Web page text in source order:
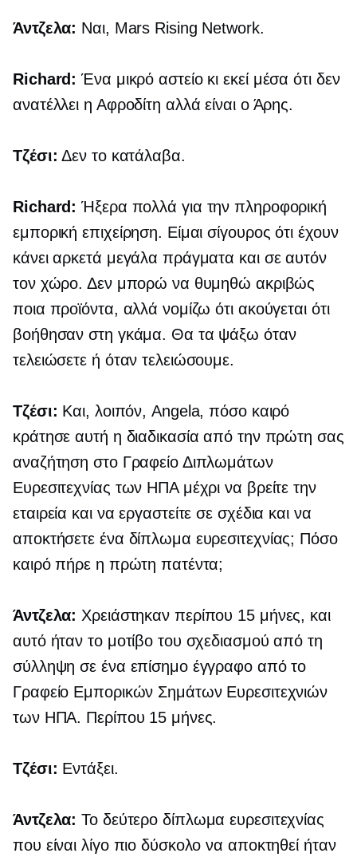
Άντζελα: Ναι, Mars Rising Network.
Richard: Ένα μικρό αστείο κι εκεί μέσα ότι δεν
ανατέλλει η Αφροδίτη αλλά είναι ο Άρης.
Τζέσι: Δεν το κατάλαβα.
Richard: Ήξερα πολλά για την πληροφορική
εμπορική επιχείρηση. Είμαι σίγουρος ότι έχουν
κάνει αρκετά μεγάλα πράγματα και σε αυτόν
τον χώρο. Δεν μπορώ να θυμηθώ ακριβώς
ποια προϊόντα, αλλά νομίζω ότι ακούγεται ότι
βοήθησαν στη γκάμα. Θα τα ψάξω όταν
τελειώσετε ή όταν τελειώσουμε.
Τζέσι: Και, λοιπόν, Angela, πόσο καιρό
κράτησε αυτή η διαδικασία από την πρώτη σας
αναζήτηση στο Γραφείο Διπλωμάτων
Ευρεσιτεχνίας των ΗΠΑ μέχρι να βρείτε την
εταιρεία και να εργαστείτε σε σχέδια και να
αποκτήσετε ένα δίπλωμα ευρεσιτεχνίας; Πόσο
καιρό πήρε η πρώτη πατέντα;
Άντζελα: Χρειάστηκαν περίπου 15 μήνες, και
αυτό ήταν το μοτίβο του σχεδιασμού από τη
σύλληψη σε ένα επίσημο έγγραφο από το
Γραφείο Εμπορικών Σημάτων Ευρεσιτεχνιών
των ΗΠΑ. Περίπου 15 μήνες.
Τζέσι: Εντάξει.
Άντζελα: Το δεύτερο δίπλωμα ευρεσιτεχνίας
που είναι λίγο πιο δύσκολο να αποκτηθεί ήταν